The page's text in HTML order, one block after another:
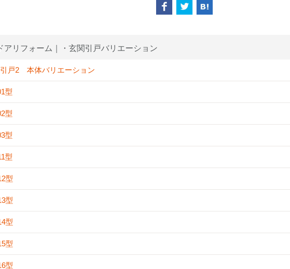
アリフォーム｜・玄関引戸バリエーション
引戸2 本体バリエーション
型
型
型
型
型
型
型
型
型